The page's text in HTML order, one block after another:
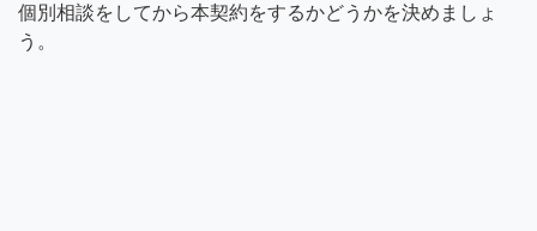
個別相談をしてから本契約をするかどうかを決めましょ
う。